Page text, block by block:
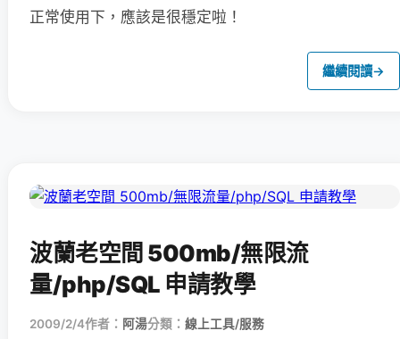
正常使用下，應該是很穩定啦！
繼續閱讀→
波蘭老空間 500mb/無限流
量/php/SQL 申請教學
2009/2/4作者： 阿湯分類： 線上工具/服務